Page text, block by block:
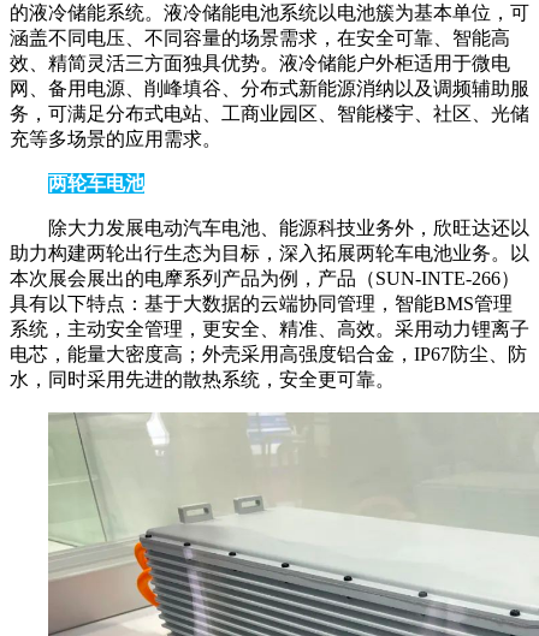
的液冷储能系统。液冷储能电池系统以电池簇为基本单位，可
涵盖不同电压、不同容量的场景需求，在安全可靠、智能高
效、精简灵活三方面独具优势。液冷储能户外柜适用于微电
网、备用电源、削峰填谷、分布式新能源消纳以及调频辅助服
务，可满足分布式电站、工商业园区、智能楼宇、社区、光储
充等多场景的应用需求。
两轮车电池
除大力发展电动汽车电池、能源科技业务外，欣旺达还以
助力构建两轮出行生态为目标，深入拓展两轮车电池业务。以
本次展会展出的电摩系列产品为例，产品（SUN-INTE-266）
具有以下特点：基于大数据的云端协同管理，智能BMS管理
系统，主动安全管理，更安全、精准、高效。采用动力锂离子
电芯，能量大密度高；外壳采用高强度铝合金，IP67防尘、防
水，同时采用先进的散热系统，安全更可靠。